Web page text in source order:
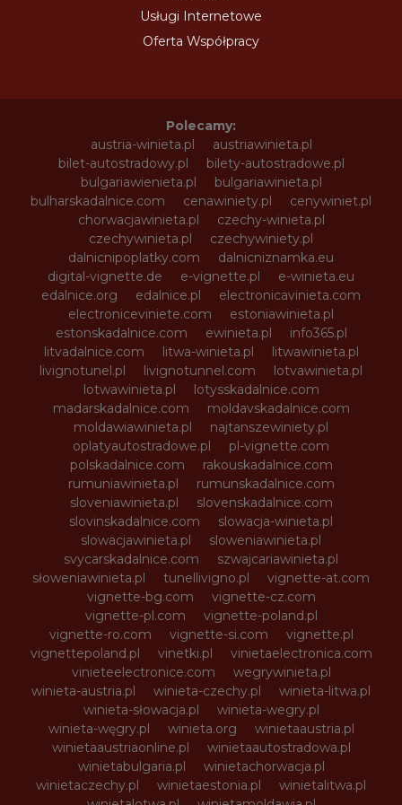
Usługi Internetowe
Oferta Współpracy
Polecamy:
austria-winieta.pl
austriawinieta.pl
bilet-autostradowy.pl
bilety-autostradowe.pl
bulgariawienieta.pl
bulgariawinieta.pl
bulharskadalnice.com
cenawiniety.pl
cenywiniet.pl
chorwacjawinieta.pl
czechy-winieta.pl
czechywinieta.pl
czechywiniety.pl
dalnicnipoplatky.com
dalnicniznamka.eu
digital-vignette.de
e-vignette.pl
e-winieta.eu
edalnice.org
edalnice.pl
electronicavinieta.com
electroniceviniete.com
estoniawinieta.pl
estonskadalnice.com
ewinieta.pl
info365.pl
litvadalnice.com
litwa-winieta.pl
litwawinieta.pl
livignotunel.pl
livignotunnel.com
lotvawinieta.pl
lotwawinieta.pl
lotysskadalnice.com
madarskadalnice.com
moldavskadalnice.com
moldawiawinieta.pl
najtanszewiniety.pl
oplatyautostradowe.pl
pl-vignette.com
polskadalnice.com
rakouskadalnice.com
rumuniawinieta.pl
rumunskadalnice.com
sloveniawinieta.pl
slovenskadalnice.com
slovinskadalnice.com
slowacja-winieta.pl
slowacjawinieta.pl
sloweniawinieta.pl
svycarskadalnice.com
szwajcariawinieta.pl
słoweniawinieta.pl
tunellivigno.pl
vignette-at.com
vignette-bg.com
vignette-cz.com
vignette-pl.com
vignette-poland.pl
vignette-ro.com
vignette-si.com
vignette.pl
vignettepoland.pl
vinetki.pl
vinietaelectronica.com
vinieteelectronice.com
wegrywinieta.pl
winieta-austria.pl
winieta-czechy.pl
winieta-litwa.pl
winieta-słowacja.pl
winieta-wegry.pl
winieta-węgry.pl
winieta.org
winietaaustria.pl
winietaaustriaonline.pl
winietaautostradowa.pl
winietabulgaria.pl
winietachorwacja.pl
winietaczechy.pl
winietaestonia.pl
winietalitwa.pl